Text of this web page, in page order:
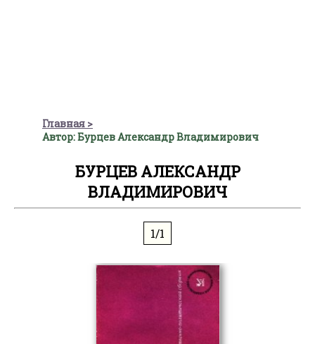
Главная
Автор: Бурцев Александр Владимирович
БУРЦЕВ АЛЕКСАНДР
ВЛАДИМИРОВИЧ
1/1